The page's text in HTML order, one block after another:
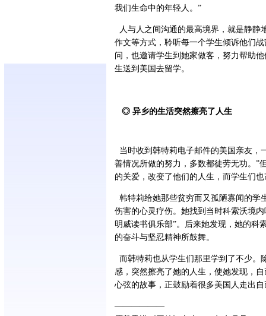
我们生命中的年轻人。”
人与人之间沟通的最高境界，就是静静
作文等方式，聆听每一个学生倾诉他们
问，也邀请学生到她家做客，努力帮助
生送到美国去留学。
◎ 异乡的生活突然擦亮了人生
当时收到韩特莉电子邮件的美国亲友，
善情况所做的努力，多数都徒劳无功。”
的关爱，改变了他们的人生，而学生们
韩特莉给她那些贫穷而又孤陋寡闻的学
伤害的心灵疗伤。她找到当时科索沃境
明威读书俱乐部”。后来她发现，她的科
的奋斗与坚忍精神所鼓舞。
而韩特莉也从学生们那里学到了不少。
感，突然擦亮了她的人生，使她发现，
心弦的故事，正鼓励着很多美国人走出
——————